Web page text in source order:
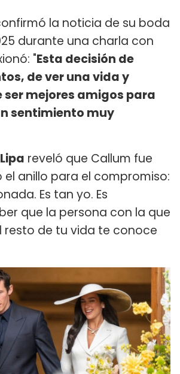
la noticia de su boda
durante una charla con
"Esta decisión de
de ver una vida y
mejores amigos para
sentimiento muy
reveló que Callum fue
el anillo para el compromiso:
Es tan yo. Es
que la persona con la que
resto de tu vida te conoce